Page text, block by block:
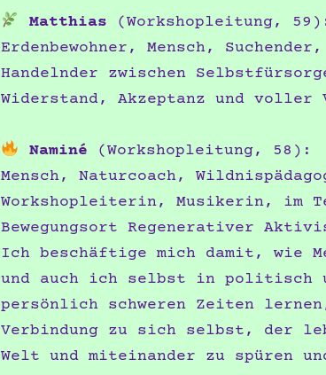
Matthias (Workshopleitung,
Erdenbewohner, Mensch, Suchender,
Handelnder zwischen
Widerstand, Akzeptanz und voller
Naminé (Workshopleitung, 58):
Mensch, Naturcoach,
Workshopleiterin, Musikerin, im
Bewegungsort Regenerativer
Ich beschäftige mich damit, wie
und auch ich selbst in politisch
persönlich schweren Zeiten
Verbindung zu sich selbst, der
Welt und miteinander zu spüren